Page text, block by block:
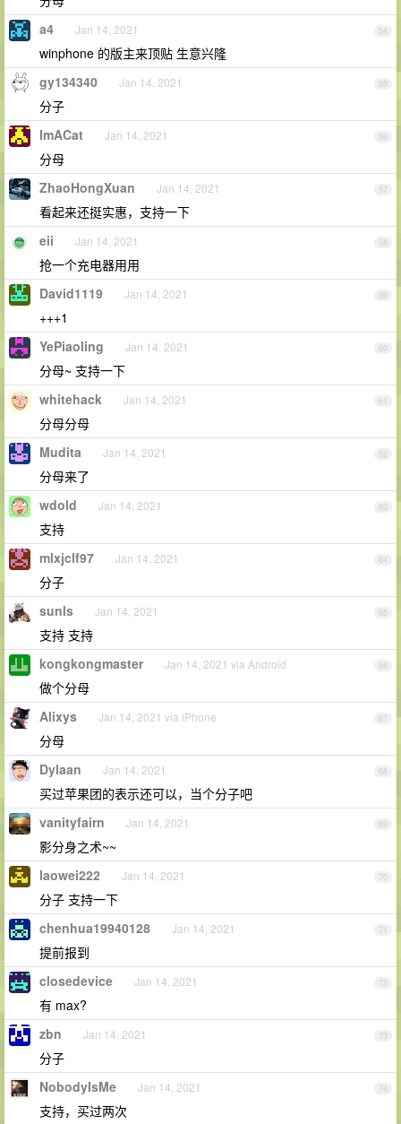
54
a4 Jan 14, 2021
winphone 的版主来顶贴 生意兴隆
55
gy134340 Jan 14, 2021
分子
56
ImACat Jan 14, 2021
分母
57
ZhaoHongXuan Jan 14, 2021
看起来还挺实惠，支持一下
58
eii Jan 14, 2021
抢一个充电器用用
59
David1119 Jan 14, 2021
+++1
60
YePiaoling Jan 14, 2021
分母~ 支持一下
61
whitehack Jan 14, 2021
分母分母
62
Mudita Jan 14, 2021
分母来了
63
wdold Jan 14, 2021
支持
64
mlxjclf97 Jan 14, 2021
分子
65
sunls Jan 14, 2021
支持 支持
66
kongkongmaster Jan 14, 2021 via Android
做个分母
67
Alixys Jan 14, 2021 via iPhone
分母
68
Dylaan Jan 14, 2021
买过苹果团的表示还可以，当个分子吧
69
vanityfairn Jan 14, 2021
影分身之术~~
70
laowei222 Jan 14, 2021
分子 支持一下
71
chenhua19940128 Jan 14, 2021
提前报到
72
closedevice Jan 14, 2021
有 max?
73
zbn Jan 14, 2021
分子
74
NobodyIsMe Jan 14, 2021
支持，买过两次